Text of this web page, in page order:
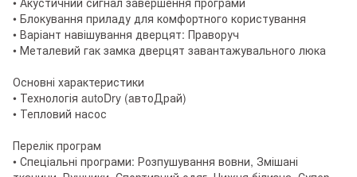
• Блокування приладу для комфортного користування
• Варіант навішування дверцят: Праворуч
• Металевий гак замка дверцят завантажувального люка
Основні характеристики
• Технологія autoDry (aвтоДрай)
• Тепловий насос
Перелік програм
• Спеціальні програми: Розпушування вовни, Змішані